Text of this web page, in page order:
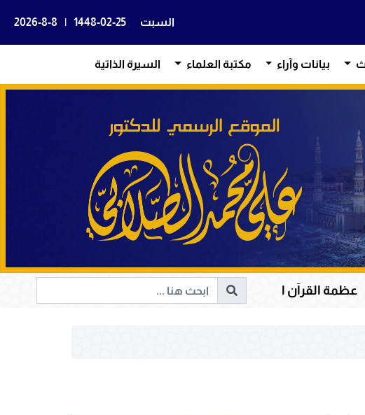
السبت 1448-02-25
|
2026-8-8
بيانات وآراء مكتبة العلماء السيرة الذاتية
القلوب وإصلاح المجتمعات وقيادة الإنسانية إلى الحق والخير